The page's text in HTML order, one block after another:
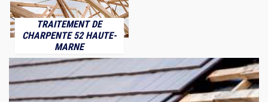
TRAITEMENT DE
CHARPENTE 52 HAUTE-
MARNE